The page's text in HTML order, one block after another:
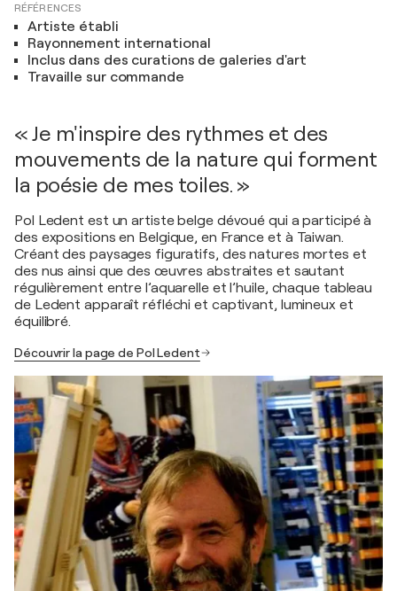
RÉFÉRENCES
Artiste établi
Rayonnement international
Inclus dans des curations de galeries d'art
Travaille sur commande
« Je m'inspire des rythmes et des
mouvements de la nature qui forment
la poésie de mes toiles. »
Pol Ledent est un artiste belge dévoué qui a participé à
des expositions en Belgique, en France et à Taiwan.
Créant des paysages figuratifs, des natures mortes et
des nus ainsi que des œuvres abstraites et sautant
régulièrement entre l’aquarelle et l’huile, chaque tableau
de Ledent apparaît réfléchi et captivant, lumineux et
équilibré.
Découvrir la page de Pol Ledent